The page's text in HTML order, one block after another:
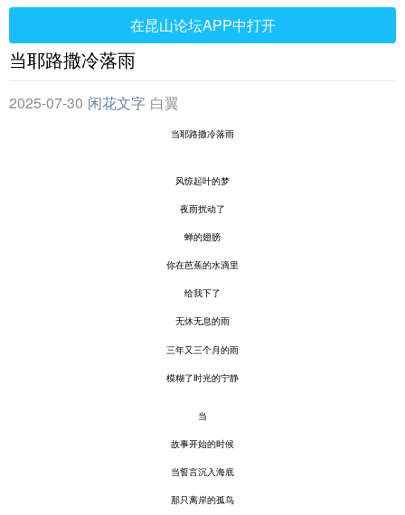
在昆山论坛APP中打开
当耶路撒冷落雨
2025-07-30 闲花文字 白翼
当耶路撒冷落雨
风惊起叶的梦
夜雨扰动了
蝉的翅膀
你在芭蕉的水滴里
给我下了
无休无息的雨
三年又三个月的雨
模糊了时光的宁静
当
故事开始的时候
当誓言沉入海底
那只离岸的孤鸟